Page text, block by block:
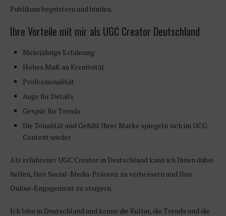
Publikum begeistern und binden.
Ihre Vorteile mit mir als UGC Creator Deutschland
Mehrjährige Erfahrung
Hohes Maß an Kreativität
Professionalität
Auge für Details
Gespür für Trends
Die Tonalität und Gefühl Ihrer Marke spiegeln sich im UCG
Content wieder
Als erfahrener UGC Creator in Deutschland kann ich Ihnen dabei
helfen, Ihre Social-Media-Präsenz zu verbessern und Ihre
Online-Engagement zu steigern.
Ich lebe in Deutschland und kenne die Kultur, die Trends und die